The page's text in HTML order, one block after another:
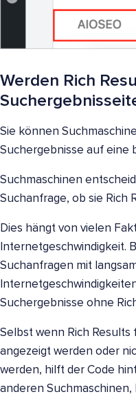
Werden Rich
Sie können
Suchergebnisse auf eine
Suchmaschinen
Suchanfrage, ob sie Rich
Dies hängt von vielen
Internetgeschwindigkeit.
Suchanfragen mit
Suchergebnisse ohne
Selbst wenn Rich
angezeigt werden oder
werden, hilft der Code
anderen